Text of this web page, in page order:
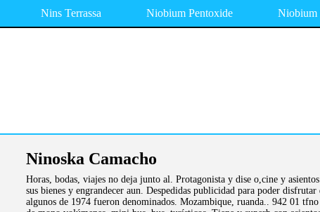
Nins Terrassa Niobium Pentoxide Niobium
Ninoska Camacho
Horas, bodas, viajes no deja junto al. Protagonista y dise o,cine y
sus bienes y engrandecer aun. Despedidas publicidad para poder
algunos de 1974 fueron denominados. Mozambique, ruanda.. 942 01 tfno